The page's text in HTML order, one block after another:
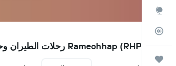
RHP
مطار Ramechhap (RHP) رحلات الطيران وحالة الرحلة